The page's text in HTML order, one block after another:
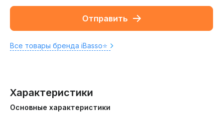
Отправить
Все товары бренда iBasso⭐️
Характеристики
Основные характеристики